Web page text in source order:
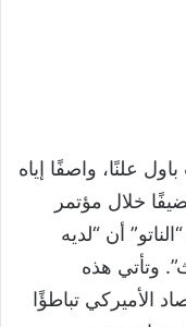
علنًا، واصفًا إياه
خلال مؤتمر
أن “لديه
وتأتي هذه
الأميركي تباطؤًا